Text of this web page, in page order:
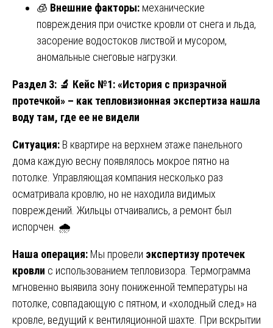
🧊 Внешние факторы: механические
повреждения при очистке кровли от снега и льда,
засорение водостоков листвой и мусором,
аномальные снеговые нагрузки.
Раздел 3: 🔬 Кейс №1: «История с призрачной
протечкой» – как тепловизионная экспертиза нашла
воду там, где ее не видели
Ситуация: В квартире на верхнем этаже панельного
дома каждую весну появлялось мокрое пятно на
потолке. Управляющая компания несколько раз
осматривала кровлю, но не находила видимых
повреждений. Жильцы отчаивались, а ремонт был
испорчен. 🌧️
Наша операция: Мы провели экспертизу протечек
кровли с использованием тепловизора. Термограмма
мгновенно выявила зону пониженной температуры на
потолке, совпадающую с пятном, и «холодный след» на
кровле, ведущий к вентиляционной шахте. При вскрытии